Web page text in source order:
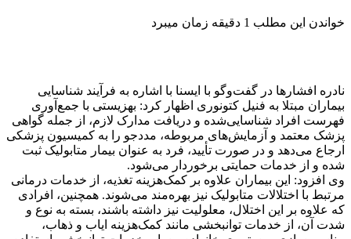
خواندن این مطلب 1 دقیقه زمان میبرد
نادره افشارها در گفت‌وگو با ایسنا با اشاره به فرآیند شناسایی
بیماران مبتلا به فنیل کتونوری اظهار کرد: بهزیستی با جمع‌آوری
فهرست افراد شناسایی‌شده و دریافت مدارک لازم، از جمله گواهی
پزشک معتمد و آزمایش‌های مربوطه، مددجو را به کمیسیون پزشکی
ارجاع می‌دهد و در صورت تأیید، فرد به عنوان بیمار متابولیک ثبت
شده و از خدمات حمایتی برخوردار می‌شود.
وی افزود: این بیماران علاوه بر کمک‌هزینه تغذیه، از خدمات درمانی
مرتبط با اختلالات متابولیک نیز بهره‌مند می‌شوند. همچنین، افرادی
که علاوه بر این اختلال، معلولیت نیز داشته باشند، بسته به نوع و
شدت آن، از خدمات توانبخشی مانند کمک‌هزینه ایاب و ذهاب،